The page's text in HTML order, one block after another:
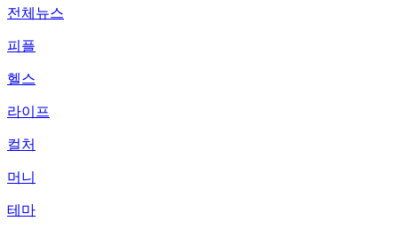
전체뉴스
피플
헬스
라이프
컬처
머니
테마